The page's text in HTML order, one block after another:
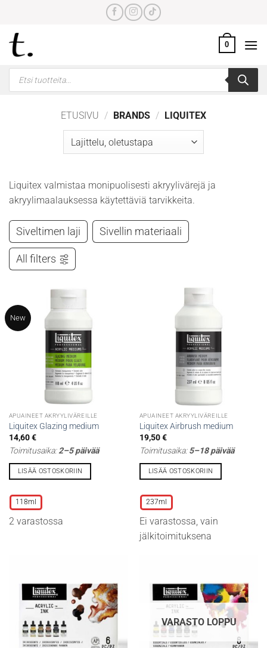
content
0
Products
search
ETUSIVU / BRANDS / LIQUITEX
Liquitex valmistaa monipuolisesti akryylivärejä ja
akryylimaalauksessa käytettäviä tarvikkeita.
Siveltimen laji Sivellin materiaali
All filters
New
APUAINEET AKRYYLIVÄREILLE
Liquitex Glazing medium
14,60€
Toimitusaika:2–5 päivää
LISÄÄ OSTOSKORIIN
tuotteella
on
useampi
tuotteen
sivulla.
118ml
2 varastossa
APUAINEET AKRYYLIVÄREILLE
Liquitex Airbrush medium
19,50€
Toimitusaika:5–18 päivää
LISÄÄ OSTOSKORIIN
tuotteella
on
useampi
muunnelma.
tuotteen
sivulla.
237ml
Ei varastossa, vain
jälkitoimituksena
VARASTO LOPPU